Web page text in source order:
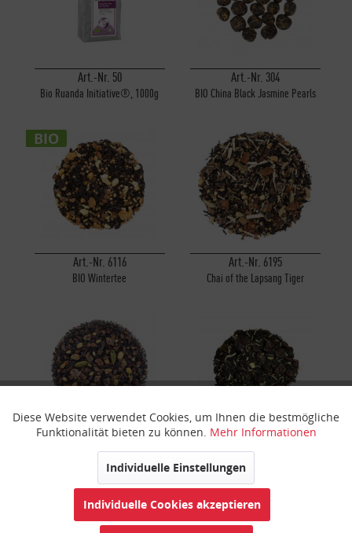
Art.-Nr. 50
Bio Ruanda Initiative®, 1000g
Art.-Nr. 304
BIO China Black Jasmine Pearls
BIO
Art.-Nr. 6116
BIO Wintertee
Art.-Nr. 6195
Chai of the Lapsang Tiger
Spekulatius Tee Früchtekönig
BIO
Funktionale Aktiv
Inaktiv
Inaktiv
Diese Website verwendet Cookies, um Ihnen die bestmögliche
Funktionalität bieten zu können. Mehr Informationen
Individuelle Einstellungen
Individuelle Cookies akzeptieren